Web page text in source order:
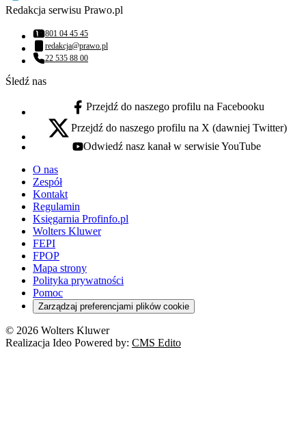
Redakcja serwisu Prawo.pl
Numer telefonu:
801 04 45 45
Adres email:
redakcja@prawo.pl
Numer telefonu:
22 535 88 00
Śledź nas
facebook - otwiera się w nowej karcie
Przejdź do naszego profilu na Facebooku
x - otwiera się w nowej karcie
Przejdź do naszego profilu na X (dawniej Twitter)
youtube - otwiera się w nowej karcie
Odwiedź nasz kanał w serwisie YouTube
O nas
Zespół
Kontakt
Regulamin
Księgarnia Profinfo.pl
Wolters Kluwer
FEPI
FPOP
Mapa strony
Polityka prywatności
Pomoc
Zarządzaj preferencjami plików cookie
© 2026 Wolters Kluwer
Realizacja Ideo Powered by: CMS Edito